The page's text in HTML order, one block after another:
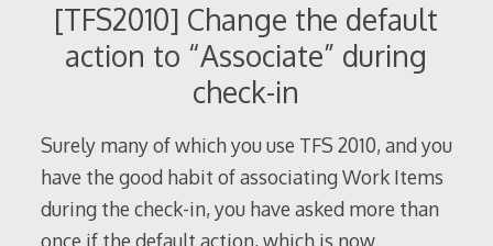
[TFS2010] Change the default
action to “Associate” during
check-in
Surely many of which you use TFS 2010, and you
have the good habit of associating Work Items
during the check-in, you have asked more than
once if the default action, which is now